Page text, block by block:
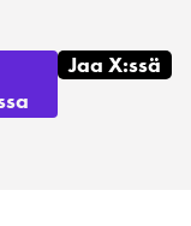
Jaa X:ssä